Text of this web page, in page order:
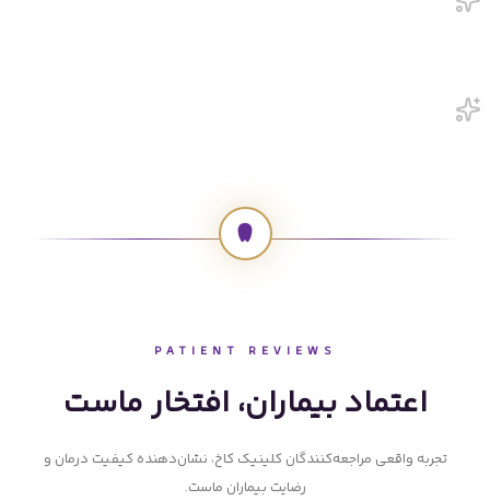
PATIENT REVIEWS
اعتماد بیماران، افتخار ماست
تجربه واقعی مراجعه‌کنندگان کلینیک کاخ، نشان‌دهنده کیفیت درمان و
رضایت بیماران ماست.